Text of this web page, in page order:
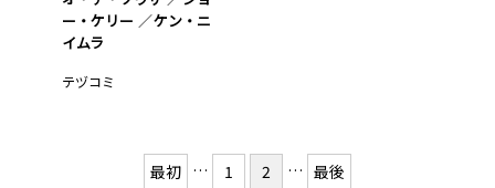
ー・ケリー
ケン・ニ
イムラ
テヅコミ
最初 … 1 2 … 最後